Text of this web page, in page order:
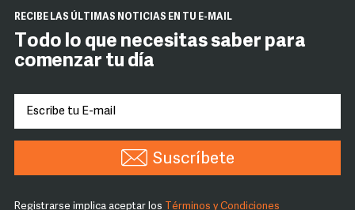
RECIBE LAS ÚLTIMAS NOTICIAS EN TU E-MAIL
Todo lo que necesitas saber para
comenzar tu día
Suscríbete
Registrarse implica aceptar los Términos y Condiciones